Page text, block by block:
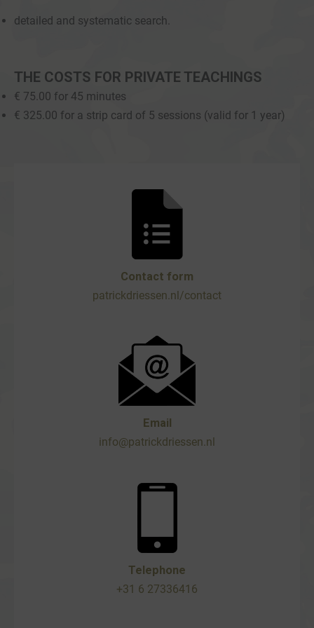
detailed and systematic search.
THE COSTS FOR PRIVATE TEACHINGS
€ 75.00 for 45 minutes
€ 325.00 for a strip card of 5 sessions (valid for 1 year)
Contact form
patrickdriessen.nl/contact
Email
info@patrickdriessen.nl
Telephone
+31 6 27336416